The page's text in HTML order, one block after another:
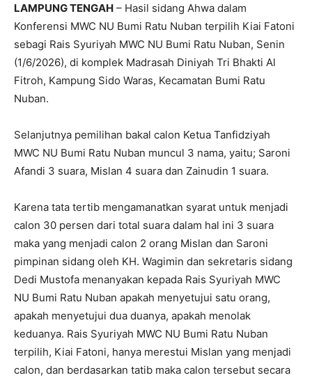
LAMPUNG TENGAH – Hasil sidang Ahwa dalam
Konferensi MWC NU Bumi Ratu Nuban terpilih Kiai Fatoni
sebagi Rais Syuriyah MWC NU Bumi Ratu Nuban, Senin
(1/6/2026), di komplek Madrasah Diniyah Tri Bhakti Al
Fitroh, Kampung Sido Waras, Kecamatan Bumi Ratu
Nuban.
Selanjutnya pemilihan bakal calon Ketua Tanfidziyah
MWC NU Bumi Ratu Nuban muncul 3 nama, yaitu; Saroni
Afandi 3 suara, Mislan 4 suara dan Zainudin 1 suara.
Karena tata tertib mengamanatkan syarat untuk menjadi
calon 30 persen dari total suara dalam hal ini 3 suara
maka yang menjadi calon 2 orang Mislan dan Saroni
pimpinan sidang oleh KH. Wagimin dan sekretaris sidang
Dedi Mustofa menanyakan kepada Rais Syuriyah MWC
NU Bumi Ratu Nuban apakah menyetujui satu orang,
apakah menyetujui dua duanya, apakah menolak
keduanya. Rais Syuriyah MWC NU Bumi Ratu Nuban
terpilih, Kiai Fatoni, hanya merestui Mislan yang menjadi
calon, dan berdasarkan tatib maka calon tersebut secara